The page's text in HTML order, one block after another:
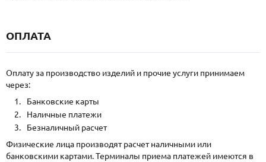
ОПЛАТА
Оплату за производство изделий и прочие услуги принимаем
через:
Банковские карты
Наличные платежи
Безналичный расчет
Физические лица производят расчет наличными или
банковскими картами. Терминалы приема платежей имеются в